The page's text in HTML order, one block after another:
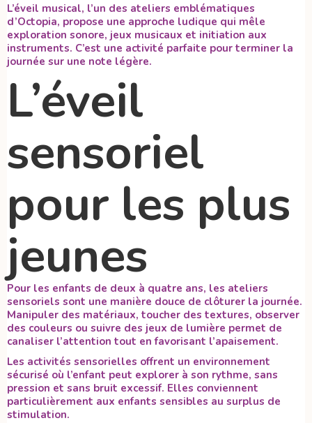
L’éveil musical, l’un des ateliers emblématiques
d’Octopia, propose une approche ludique qui mêle
exploration sonore, jeux musicaux et initiation aux
instruments. C’est une activité parfaite pour terminer la
journée sur une note légère.
L’éveil
sensoriel
pour les plus
jeunes
Pour les enfants de deux à quatre ans, les ateliers
sensoriels sont une manière douce de clôturer la journée.
Manipuler des matériaux, toucher des textures, observer
des couleurs ou suivre des jeux de lumière permet de
canaliser l’attention tout en favorisant l’apaisement.
Les activités sensorielles offrent un environnement
sécurisé où l’enfant peut explorer à son rythme, sans
pression et sans bruit excessif. Elles conviennent
particulièrement aux enfants sensibles au surplus de
stimulation.